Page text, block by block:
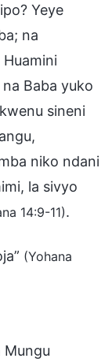
Yeye
na
Baba yuko
sineni
niko ndani
la sivyo
14:9-11).
(Yohana
Mungu